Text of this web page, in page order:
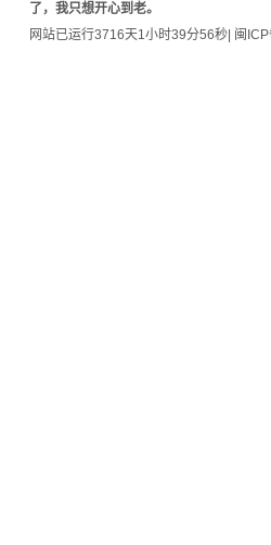
了，我只想开心到老。
网站已运行3716天1小时39分56秒| 闽